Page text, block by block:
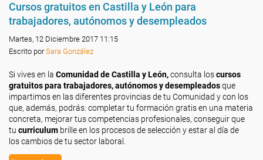
Cursos gratuitos en Castilla y León para
trabajadores, autónomos y desempleados
Martes, 12 Diciembre 2017 11:15
Escrito porSara González
Si vives en la Comunidad de Castilla y León,consulta loscursos
gratuitos para trabajadores, autónomos y desempleadosque
impartimos en las diferentes provincias de tu Comunidad y con los
que, además, podrás: completar tu formación gratis en una materia
concreta, mejorar tus competencias profesionales, conseguir que
tu curriculum brille en los procesos de selección y estar al día de
los cambios de tu sector laboral.